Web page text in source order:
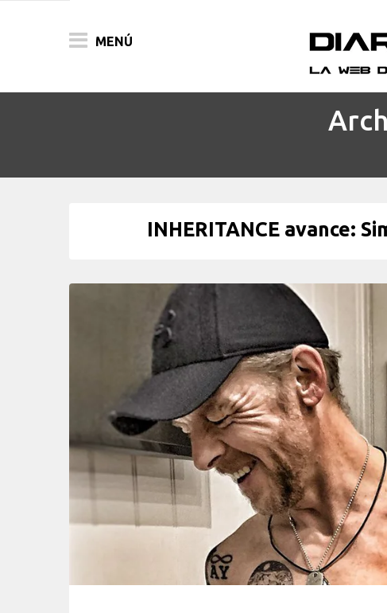
MENÚ
INHERITANCE avance:
FESTIVALES